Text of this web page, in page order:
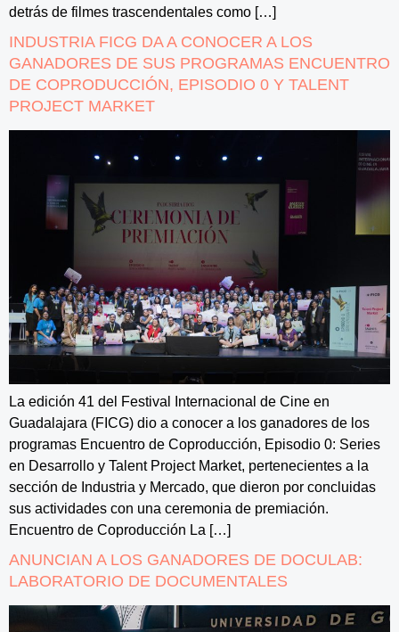
detrás de filmes trascendentales como […]
INDUSTRIA FICG DA A CONOCER A LOS
GANADORES DE SUS PROGRAMAS ENCUENTRO
DE COPRODUCCIÓN, EPISODIO 0 Y TALENT
PROJECT MARKET
La edición 41 del Festival Internacional de Cine en
Guadalajara (FICG) dio a conocer a los ganadores de los
programas Encuentro de Coproducción, Episodio 0: Series
en Desarrollo y Talent Project Market, pertenecientes a la
sección de Industria y Mercado, que dieron por concluidas
sus actividades con una ceremonia de premiación.
Encuentro de Coproducción La […]
ANUNCIAN A LOS GANADORES DE DOCULAB:
LABORATORIO DE DOCUMENTALES